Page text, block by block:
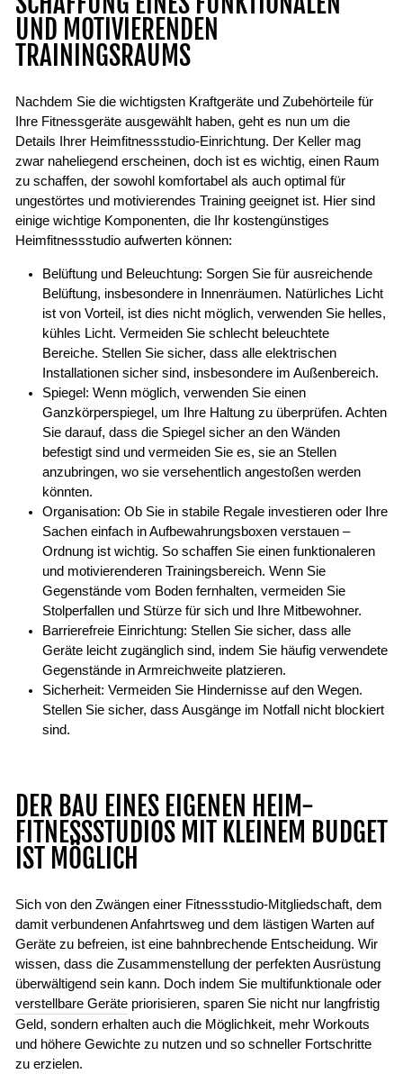
UND MOTIVIERENDEN
TRAININGSRAUMS
Nachdem Sie die wichtigsten Kraftgeräte und Zubehörteile für
Ihre Fitnessgeräte ausgewählt haben, geht es nun um die
Details Ihrer Heimfitnessstudio-Einrichtung. Der Keller mag
zwar naheliegend erscheinen, doch ist es wichtig, einen Raum
zu schaffen, der sowohl komfortabel als auch optimal für
ungestörtes und motivierendes Training geeignet ist. Hier sind
einige wichtige Komponenten, die Ihr kostengünstiges
Heimfitnessstudio aufwerten können:
Belüftung und Beleuchtung: Sorgen Sie für ausreichende
Belüftung, insbesondere in Innenräumen. Natürliches Licht
ist von Vorteil, ist dies nicht möglich, verwenden Sie helles,
kühles Licht. Vermeiden Sie schlecht beleuchtete
Bereiche. Stellen Sie sicher, dass alle elektrischen
Installationen sicher sind, insbesondere im Außenbereich.
Spiegel: Wenn möglich, verwenden Sie einen
Ganzkörperspiegel, um Ihre Haltung zu überprüfen. Achten
Sie darauf, dass die Spiegel sicher an den Wänden
befestigt sind und vermeiden Sie es, sie an Stellen
anzubringen, wo sie versehentlich angestoßen werden
könnten.
Organisation: Ob Sie in stabile Regale investieren oder Ihre
Sachen einfach in Aufbewahrungsboxen verstauen –
Ordnung ist wichtig. So schaffen Sie einen funktionaleren
und motivierenderen Trainingsbereich. Wenn Sie
Gegenstände vom Boden fernhalten, vermeiden Sie
Stolperfallen und Stürze für sich und Ihre Mitbewohner.
Barrierefreie Einrichtung: Stellen Sie sicher, dass alle
Geräte leicht zugänglich sind, indem Sie häufig verwendete
Gegenstände in Armreichweite platzieren.
Sicherheit: Vermeiden Sie Hindernisse auf den Wegen.
Stellen Sie sicher, dass Ausgänge im Notfall nicht blockiert
sind.
DER BAU EINES EIGENEN HEIM-
FITNESSSTUDIOS MIT KLEINEM BUDGET
IST MÖGLICH
Sich von den Zwängen einer Fitnessstudio-Mitgliedschaft, dem
damit verbundenen Anfahrtsweg und dem lästigen Warten auf
Geräte zu befreien, ist eine bahnbrechende Entscheidung. Wir
wissen, dass die Zusammenstellung der perfekten Ausrüstung
überwältigend sein kann. Doch indem Sie multifunktionale oder
verstellbare Geräte priorisieren, sparen Sie nicht nur langfristig
Geld, sondern erhalten auch die Möglichkeit, mehr Workouts
und höhere Gewichte zu nutzen und so schneller Fortschritte
zu erzielen.